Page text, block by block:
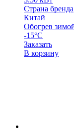
Страна бренда
Китай
Обогрев
-15°С
Заказать
В корзину